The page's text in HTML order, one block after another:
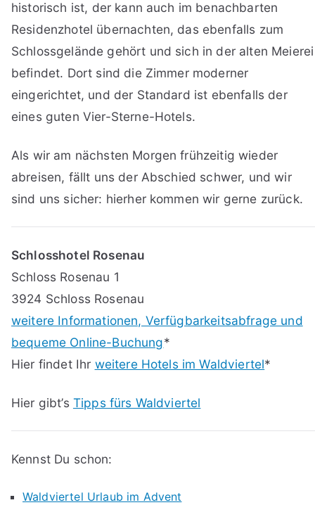
historisch ist, der kann auch im benachbarten
Residenzhotel übernachten, das ebenfalls zum
Schlossgelände gehört und sich in der alten Meierei
befindet. Dort sind die Zimmer moderner
eingerichtet, und der Standard ist ebenfalls der
eines guten Vier-Sterne-Hotels.
Als wir am nächsten Morgen frühzeitig wieder
abreisen, fällt uns der Abschied schwer, und wir
sind uns sicher: hierher kommen wir gerne zurück.
Schlosshotel Rosenau
Schloss Rosenau 1
3924 Schloss Rosenau
weitere Informationen, Verfügbarkeitsabfrage und
bequeme Online-Buchung*
Hier findet Ihr weitere Hotels im Waldviertel*
Hier gibt’s Tipps fürs Waldviertel
Kennst Du schon:
Waldviertel Urlaub im Advent